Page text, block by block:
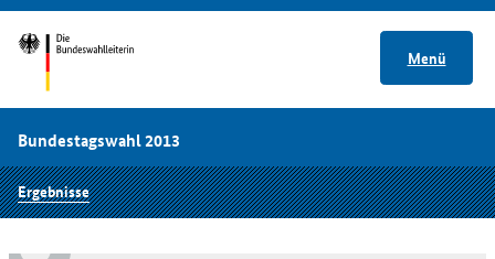
Menü
Bundestagswahl 2013
Ergebnisse